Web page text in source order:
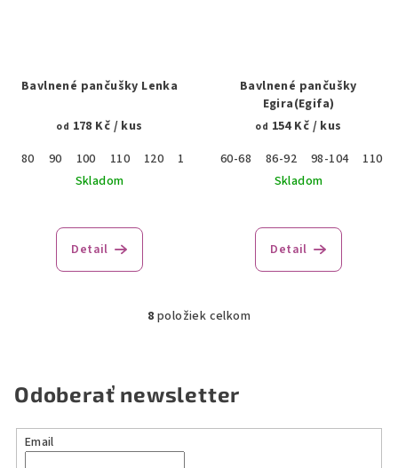
Bavlnené pančušky Lenka
od 178 Kč / kus
80
90 100 110 120 130 140 150
160
Skladom
hodnotenie
produktu
Detail
Bavlnené pančušky
Egira(Egifa)
od 154 Kč / kus
60-68
86-92 98-104
110-
Skladom
Detail
O
á
d
a
8 položiek celkom
Odoberať newsletter
Email